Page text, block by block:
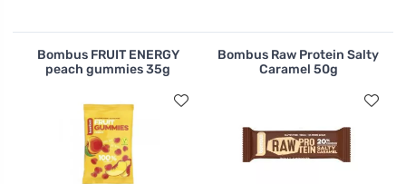
Bombus FRUIT ENERGY
peach gummies 35g
Bombus Raw Protein Salty
Caramel 50g